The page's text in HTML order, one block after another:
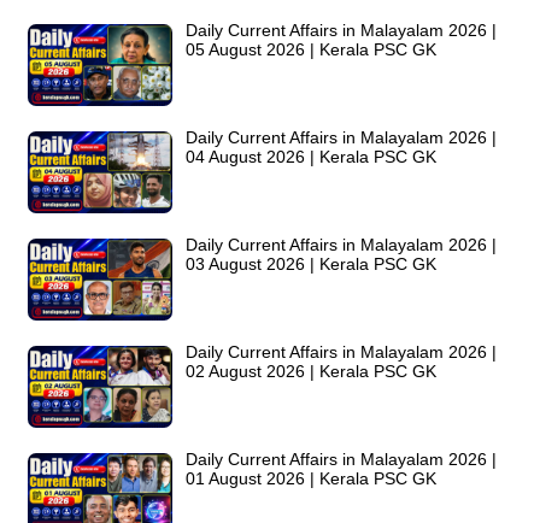
Daily Current Affairs in Malayalam 2026 |
05 August 2026 | Kerala PSC GK
Daily Current Affairs in Malayalam 2026 |
04 August 2026 | Kerala PSC GK
Daily Current Affairs in Malayalam 2026 |
03 August 2026 | Kerala PSC GK
Daily Current Affairs in Malayalam 2026 |
02 August 2026 | Kerala PSC GK
Daily Current Affairs in Malayalam 2026 |
01 August 2026 | Kerala PSC GK